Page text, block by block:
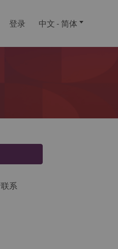
登录 中文 - 简体
系